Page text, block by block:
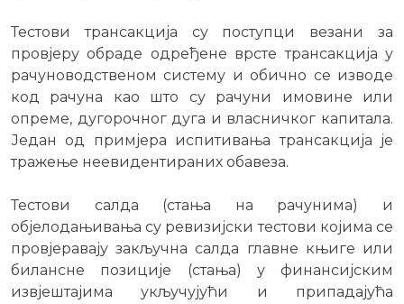
Тестови трансакција су поступци везани за
провјеру обраде одређене врсте трансакција у
рачуноводственом систему и обично се изводе
код рачуна као што су рачуни имовине или
опреме, дугорочног дуга и власничког капитала.
Један од примјера испитивања трансакција је
тражење неевидентираних обавеза.
Тестови салда (стања на рачунима) и
објелодањивања су ревизијски тестови којима се
провјеравају закључна салда главне књиге или
билансне позиције (стања) у финансијским
извјештајима укључујући и припадајућа